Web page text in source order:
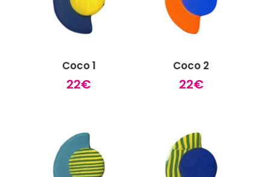
Coco 1
22€
Coco 2
22€